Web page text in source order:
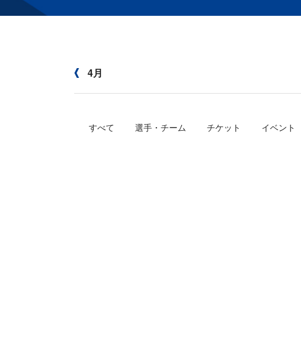
4月
すべて 選手・チーム チケット イベント